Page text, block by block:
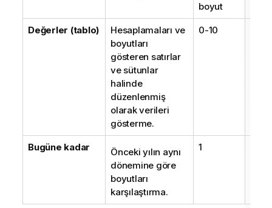
boyut
Değerler (tablo)
Hesaplamaları ve
boyutları
gösteren satırlar
ve sütunlar
halinde
düzenlenmiş
olarak verileri
gösterme.
0-10
Bugüne kadar
Önceki yılın aynı
dönemine göre
boyutları
karşılaştırma.
1